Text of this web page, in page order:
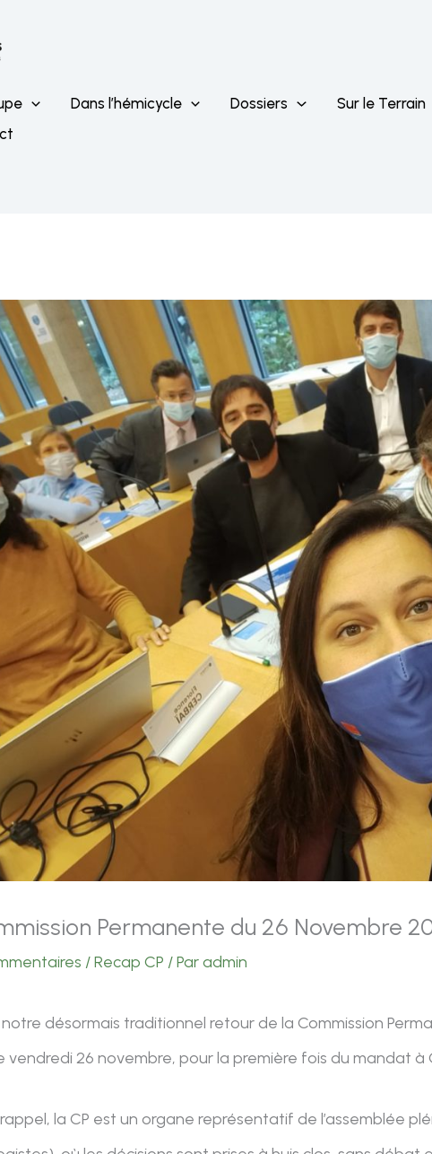
Dans l’hémicycle Dossiers Sur le Terrain
Permanente du 26 Novembre
/Recap CP / Paradmin
notre désormais traditionnel retour de la Commission
vendredi 26 novembre, pour la première fois du mandat
la CP est un organe représentatif de l’assemblée